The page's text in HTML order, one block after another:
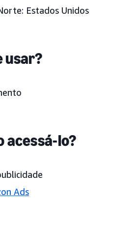
Estados Unidos
usar?
acessá-lo?
Ads